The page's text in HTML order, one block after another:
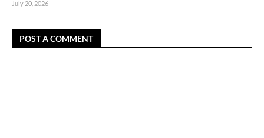
July 20, 2026
POST A COMMENT